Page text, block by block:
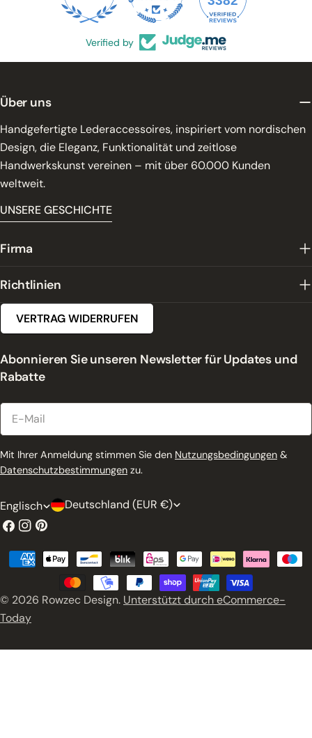
Verified by
Über uns
Handgefertigte Lederaccessoires, inspiriert vom nordischen
Design, die Eleganz, Funktionalität und zeitlose
Handwerkskunst vereinen – mit über 60.000 Kunden
weltweit.
UNSERE GESCHICHTE
Firma
Richtlinien
Abonnieren Sie unseren Newsletter für Updates und
Rabatte
Mit Ihrer Anmeldung stimmen Sie den Nutzungsbedingungen &
Datenschutzbestimmungen zu.
VERTRAG WIDERRUFEN
S
p
c
h
e
Englisch L
n
d
/
Deutschland (EUR €)
Facebook
Instagram
Pinterest
© 2026 Rowzec Design. Unterstützt durch eCommerce-
Today
Zahlungsmethoden